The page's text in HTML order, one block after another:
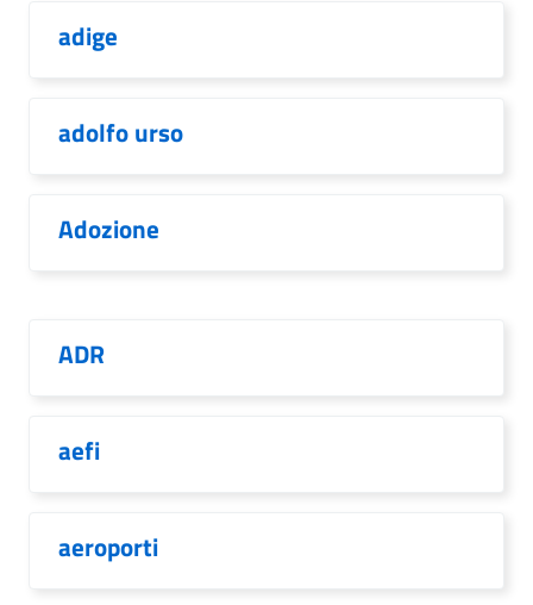
adige
adolfo urso
Adozione
ADR
aefi
aeroporti